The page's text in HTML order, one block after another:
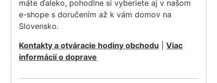
máte ďaleko, pohodlne si vyberiete aj v našom
e-shope s doručením až k vám domov na
Slovensko.
Kontakty a otváracie hodiny obchodu |Viac
informácií o doprave